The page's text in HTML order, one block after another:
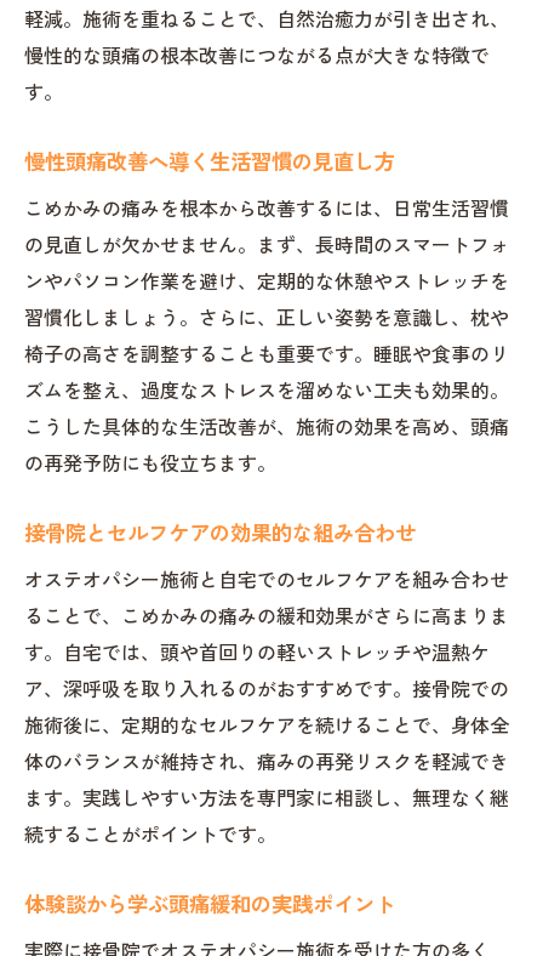
軽減。施術を重ねることで、自然治癒力が引き出され、
慢性的な頭痛の根本改善につながる点が大きな特徴で
す。
慢性頭痛改善へ導く生活習慣の見直し方
こめかみの痛みを根本から改善するには、日常生活習慣
の見直しが欠かせません。まず、長時間のスマートフォ
ンやパソコン作業を避け、定期的な休憩やストレッチを
習慣化しましょう。さらに、正しい姿勢を意識し、枕や
椅子の高さを調整することも重要です。睡眠や食事のリ
ズムを整え、過度なストレスを溜めない工夫も効果的。
こうした具体的な生活改善が、施術の効果を高め、頭痛
の再発予防にも役立ちます。
接骨院とセルフケアの効果的な組み合わせ
オステオパシー施術と自宅でのセルフケアを組み合わせ
ることで、こめかみの痛みの緩和効果がさらに高まりま
す。自宅では、頭や首回りの軽いストレッチや温熱ケ
ア、深呼吸を取り入れるのがおすすめです。接骨院での
施術後に、定期的なセルフケアを続けることで、身体全
体のバランスが維持され、痛みの再発リスクを軽減でき
ます。実践しやすい方法を専門家に相談し、無理なく継
続することがポイントです。
体験談から学ぶ頭痛緩和の実践ポイント
実際に接骨院でオステオパシー施術を受けた方の多く